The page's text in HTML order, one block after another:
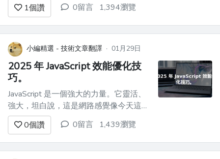
樣，我有幸處理大量資料。就像大多數理
智的人一樣，我更喜歡以圖表的形式視覺
化我的資料，而不是整天瀏覽表格、行和
列（儘管這些人確實存在）。 與大多數
B...
1個讚 0留言 1,394瀏覽
小編精選 - 技術文章翻譯 · 01月29日
2025 年 JavaScript 效能優化技
巧。
JavaScript 是一個強大的力量。它靈活、
強大，坦白說，這是網路感覺像今天這樣
具有互動性的最大原因之一。但能力越
大，責任也越大（不要發布臃腫、滯後的
程式碼）。 2025 年，遊戲不再只是編寫
有效的程式碼，而是編寫快速執行的程式
0個讚 0留言 1,439瀏覽